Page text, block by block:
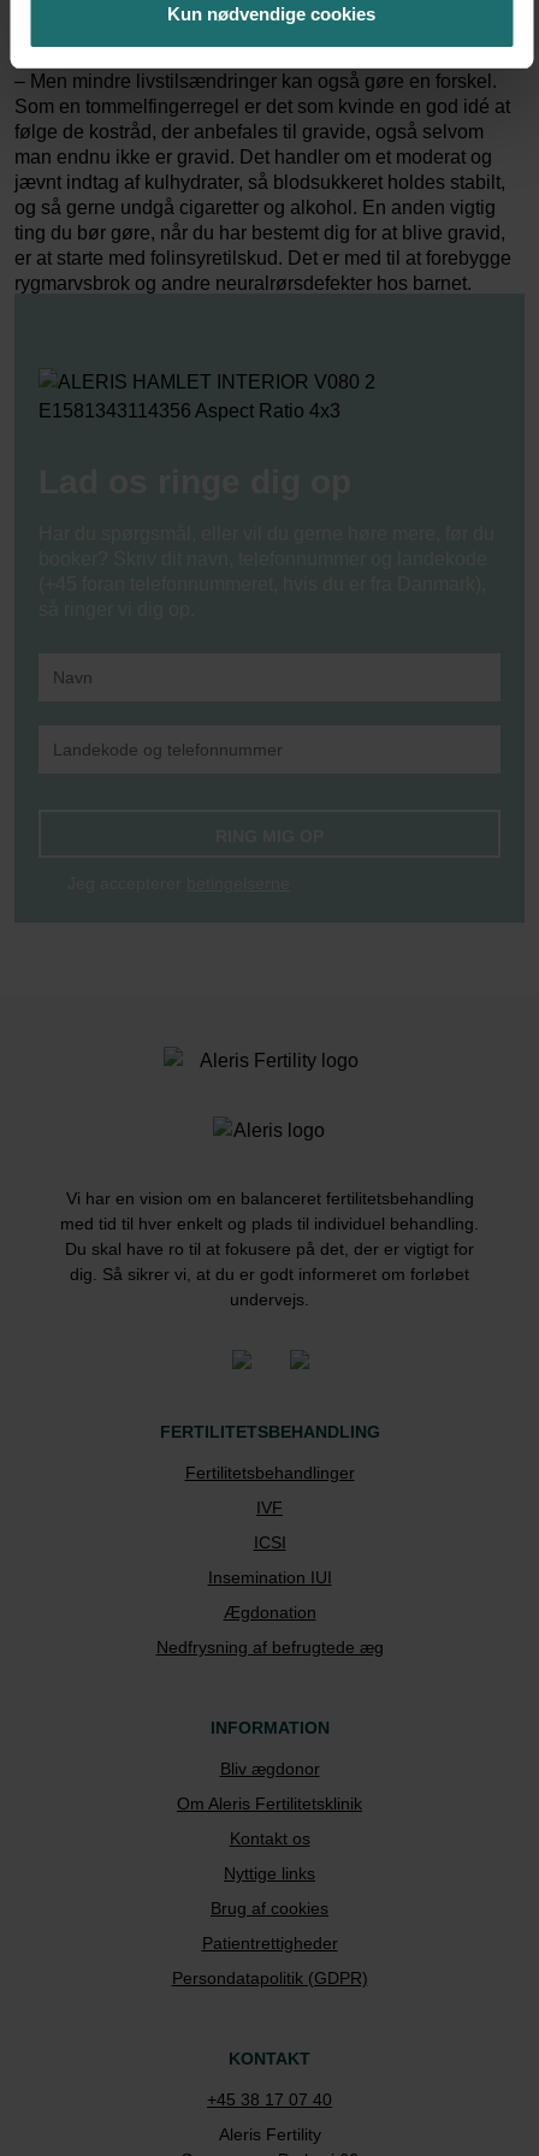
Kun nødvendige cookies
blive normalvægtig gøre, at man øger chancen for at blive
– Men mindre livstilsændringer kan også gøre en forskel.
Som en tommelfingerregel er det som kvinde en god idé at
følge de kostråd, der anbefales til gravide, også selvom
man endnu ikke er gravid. Det handler om et moderat og
jævnt indtag af kulhydrater, så blodsukkeret holdes stabilt,
og så gerne undgå cigaretter og alkohol. En anden vigtig
ting du bør gøre, når du har bestemt dig for at blive gravid,
er at starte med folinsyretilskud. Det er med til at forebygge
rygmarvsbrok og andre neuralrørsdefekter hos barnet.
Vi har en vision om en balanceret fertilitetsbehandling
med tid til hver enkelt og plads til individuel behandling.
Du skal have ro til at fokusere på det, der er vigtigt for
dig. Så sikrer vi, at du er godt informeret om forløbet
undervejs.
FERTILITETSBEHANDLING
Fertilitetsbehandlinger
IVF
ICSI
Insemination IUI
Ægdonation
Nedfrysning af befrugtede æg
INFORMATION
Bliv ægdonor
Om Aleris Fertilitetsklinik
Kontakt os
Nyttige links
Brug af cookies
Patientrettigheder
Persondatapolitik (GDPR)
KONTAKT
+45 38 17 07 40
Aleris Fertility